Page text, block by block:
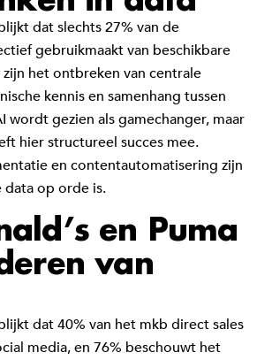
dat slechts 27% van de
gebruikmaakt van beschikbare
het ontbreken van centrale
kennis en samenhang tussen
wordt gezien als gamechanger, maar
hier structureel succes mee.
en contentautomatisering zijn
data op orde is.
en Puma
van
dat 40% van het mkb direct sales
media, en 76% beschouwt het